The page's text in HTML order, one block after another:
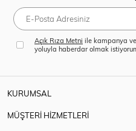
Açık Rıza Metni ile kampanya
yoluyla haberdar olmak
KURUMSAL
MÜŞTERİ HİZMETLERİ